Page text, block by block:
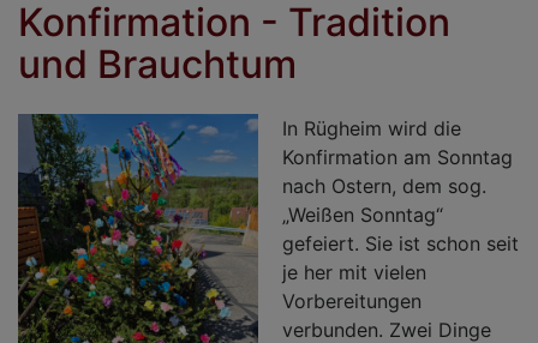
Konfirmation - Tradition
und Brauchtum
In Rügheim wird die
Konfirmation am Sonntag
nach Ostern, dem sog.
„Weißen Sonntag“
gefeiert. Sie ist schon seit
je her mit vielen
Vorbereitungen
verbunden. Zwei Dinge